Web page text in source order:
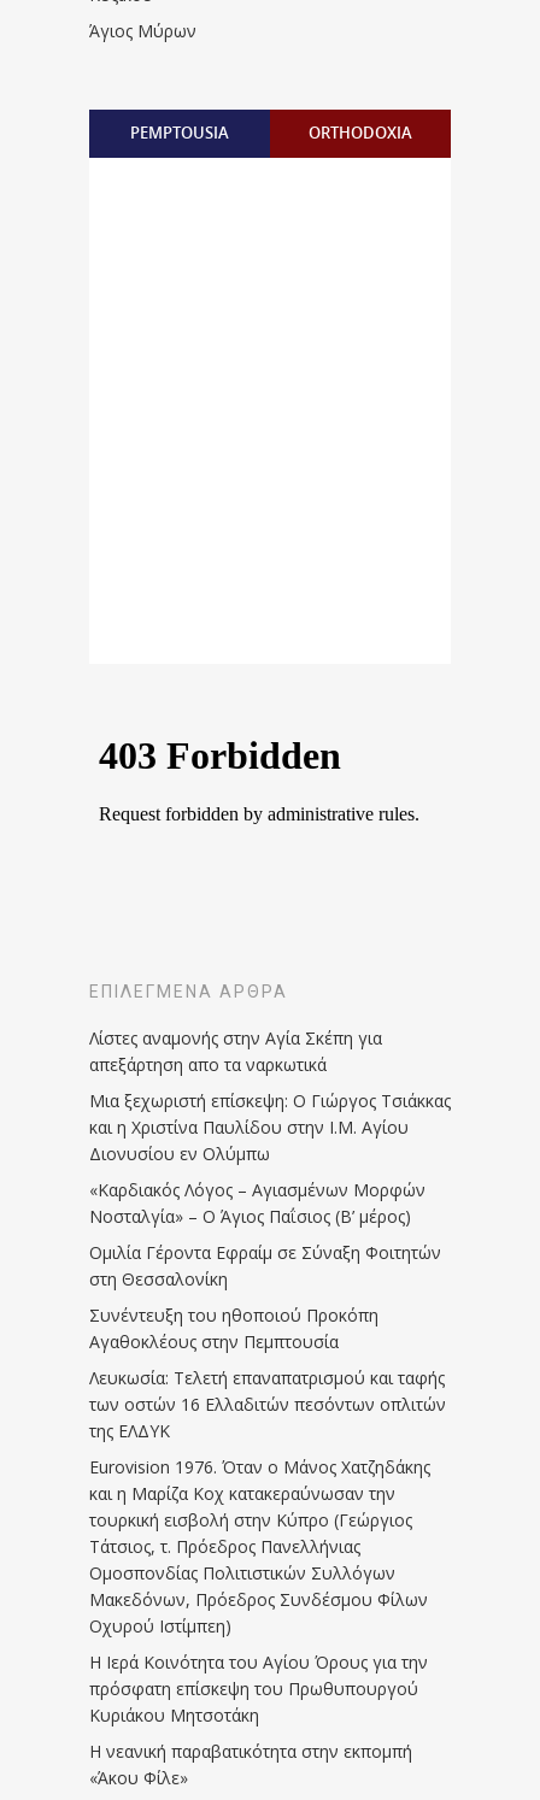
Άγιος Μύρων
PEMPTOUSIA ORTHODOXIA
ΕΠΙΛΕΓΜΈΝΑ ΆΡΘΡΑ
Λίστες αναμονής στην Αγία Σκέπη για
απεξάρτηση απο τα ναρκωτικά
Μια ξεχωριστή επίσκεψη: Ο Γιώργος Τσιάκκας
και η Χριστίνα Παυλίδου στην Ι.Μ. Αγίου
Διονυσίου εν Ολύμπω
«Καρδιακός Λόγος – Αγιασμένων Μορφών
Νοσταλγία» – Ο Άγιος Παΐσιος (Β’ μέρος)
Ομιλία Γέροντα Εφραίμ σε Σύναξη Φοιτητών
στη Θεσσαλονίκη
Συνέντευξη του ηθοποιού Προκόπη
Αγαθοκλέους στην Πεμπτουσία
Λευκωσία: Τελετή επαναπατρισμού και ταφής
των οστών 16 Ελλαδιτών πεσόντων οπλιτών
της ΕΛΔΥΚ
Eurovision 1976. Όταν ο Μάνος Χατζηδάκης
και η Μαρίζα Κοχ κατακεραύνωσαν την
τουρκική εισβολή στην Κύπρο (Γεώργιος
Τάτσιος, τ. Πρόεδρος Πανελλήνιας
Ομοσπονδίας Πολιτιστικών Συλλόγων
Μακεδόνων, Πρόεδρος Συνδέσμου Φίλων
Οχυρού Ιστίμπεη)
Η Ιερά Κοινότητα του Αγίου Όρους για την
πρόσφατη επίσκεψη του Πρωθυπουργού
Κυριάκου Μητσοτάκη
Η νεανική παραβατικότητα στην εκπομπή
«Άκου Φίλε»